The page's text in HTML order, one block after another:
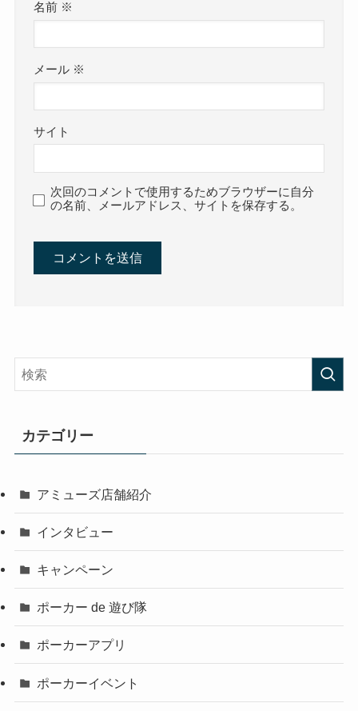
名前 ※
メール ※
サイト
次回のコメントで使用するためブラウザーに自分
の名前、メールアドレス、サイトを保存する。
カテゴリー
アミューズ店舗紹介
インタビュー
キャンペーン
ポーカー de 遊び隊
ポーカーアプリ
ポーカーイベント